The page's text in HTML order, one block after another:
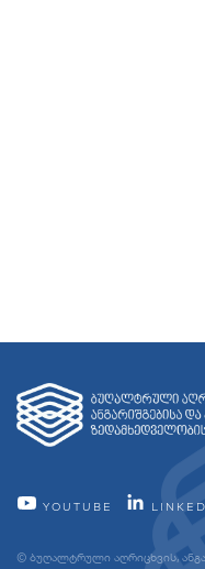
YOUTUBE
© ბუღალტრული აღრიცხვის,